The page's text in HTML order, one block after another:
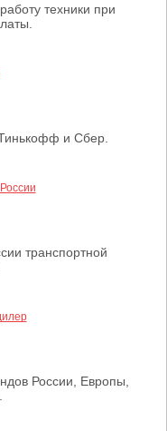
техники при
и Сбер.
транспортной
России, Европы,